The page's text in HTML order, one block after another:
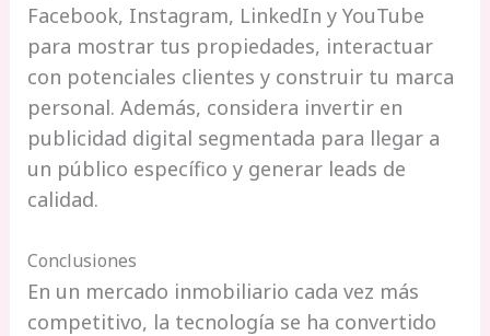
Facebook, Instagram, LinkedIn y YouTube
para mostrar tus propiedades, interactuar
con potenciales clientes y construir tu marca
personal. Además, considera invertir en
publicidad digital segmentada para llegar a
un público específico y generar leads de
calidad.
Conclusiones
En un mercado inmobiliario cada vez más
competitivo, la tecnología se ha convertido